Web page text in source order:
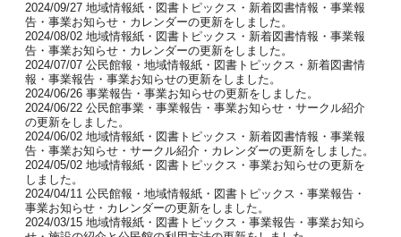
2024/09/27 地域情報紙・図書トピックス・新着図書情報・事業報
告・事業お知らせ・カレンダーの更新をしました。
2024/08/02 地域情報紙・図書トピックス・新着図書情報・事業報
告・事業お知らせ・カレンダーの更新をしました。
2024/07/07 公民館報・地域情報紙・図書トピックス・新着図書情
報・事業報告・事業お知らせの更新をしました。
2024/06/26 事業報告・事業お知らせの更新をしました。
2024/06/22 公民館事業・事業報告・事業お知らせ・サークル紹介
の更新をしました。
2024/06/02 地域情報紙・図書トピックス・新着図書情報・事業報
告・事業お知らせ・サークル紹介・カレンダーの更新をしました。
2024/05/02 地域情報紙・図書トピックス・事業お知らせの更新を
しました。
2024/04/11 公民館報・地域情報紙・図書トピックス・事業報告・
事業お知らせ・カレンダーの更新をしました。
2024/03/15 地域情報紙・図書トピックス・事業報告・事業お知ら